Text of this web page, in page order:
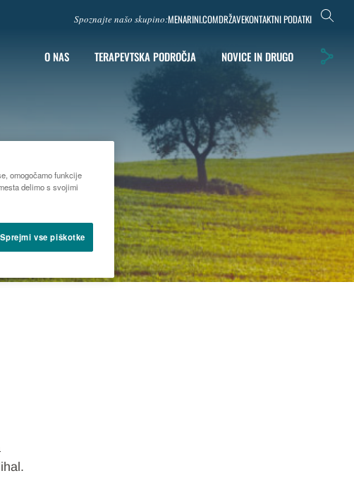
Spoznajte našo skupino:MENARINI.COMDRŽAVEKONTAKTNI PODATKI
O NAS TERAPEVTSKA PODROČJA NOVICE IN DRUGO
omogočamo funkcije
delimo s svojimi
Sprejmi vse piškotke